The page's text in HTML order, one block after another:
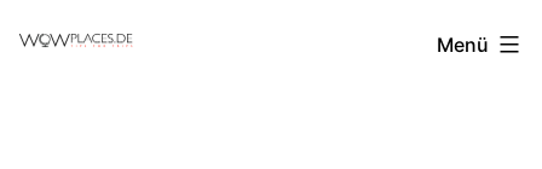
Reiseblog
Menü